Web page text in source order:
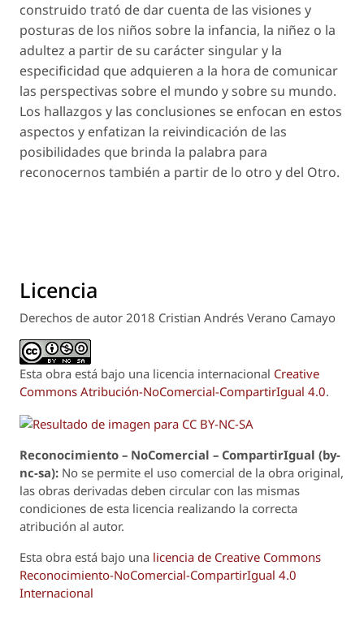
construido trató de dar cuenta de las visiones y
posturas de los niños sobre la infancia, la niñez o la
adultez a partir de su carácter singular y la
especificidad que adquieren a la hora de comunicar
las perspectivas sobre el mundo y sobre su mundo.
Los hallazgos y las conclusiones se enfocan en estos
aspectos y enfatizan la reivindicación de las
posibilidades que brinda la palabra para
reconocernos también a partir de lo otro y del Otro.
Licencia
Derechos de autor 2018 Cristian Andrés Verano Camayo
Esta obra está bajo una licencia internacional Creative
Commons Atribución-NoComercial-CompartirIgual 4.0.
Reconocimiento – NoComercial – CompartirIgual (by-
nc-sa): No se permite el uso comercial de la obra original,
las obras derivadas deben circular con las mismas
condiciones de esta licencia realizando la correcta
atribución al autor.
Esta obra está bajo una licencia de Creative Commons
Reconocimiento-NoComercial-CompartirIgual 4.0
Internacional